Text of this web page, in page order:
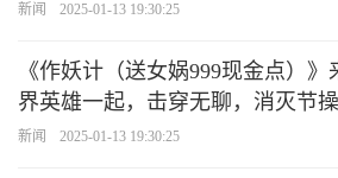
新闻 2025-01-13 19:30:25
《作妖计（送女娲999现金点）
界英雄一起，击穿无聊，消灭节
新闻 2025-01-13 19:30:25